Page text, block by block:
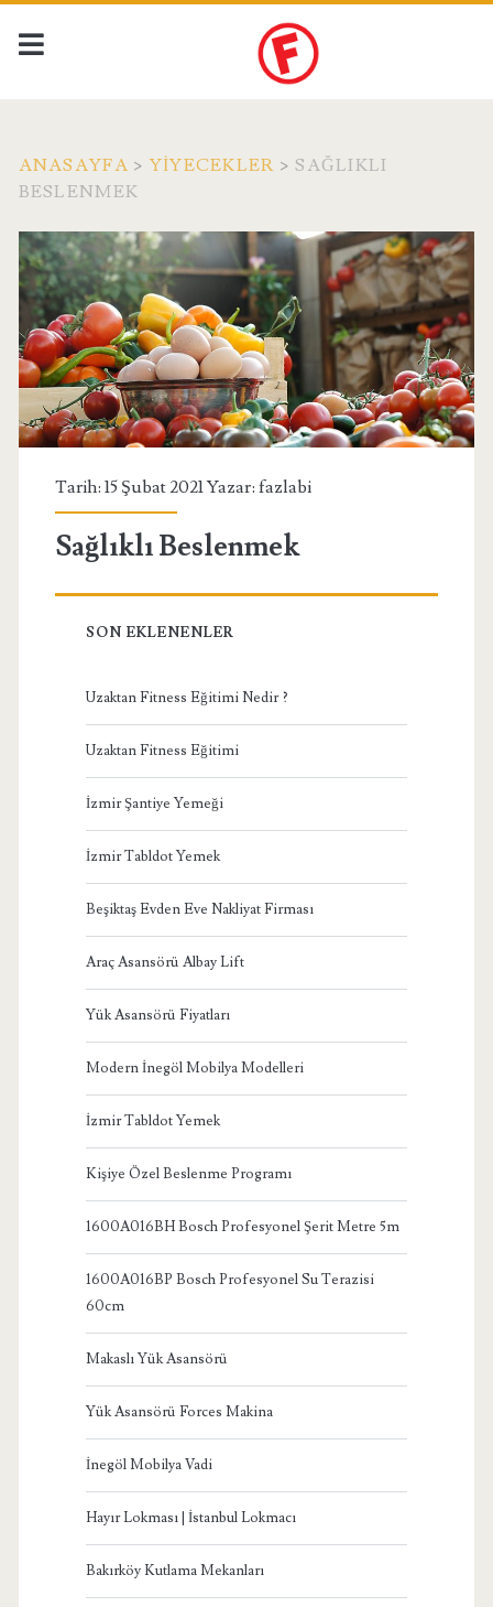
ANASAYFA >YIYECEKLER >SAĞLIKLI
BESLENMEK
Tarih: 15 Şubat 2021 Yazar: fazlabi
Sağlıklı Beslenmek
SON EKLENENLER
Uzaktan Fitness Eğitimi Nedir ?
Uzaktan Fitness Eğitimi
İzmir Şantiye Yemeği
İzmir Tabldot Yemek
Beşiktaş Evden Eve Nakliyat Firması
Araç Asansörü Albay Lift
Yük Asansörü Fiyatları
Modern İnegöl Mobilya Modelleri
İzmir Tabldot Yemek
Kişiye Özel Beslenme Programı
1600A016BH Bosch Profesyonel Şerit Metre 5m
1600A016BP Bosch Profesyonel Su Terazisi
60cm
Makaslı Yük Asansörü
Yük Asansörü Forces Makina
İnegöl Mobilya Vadi
Hayır Lokması | İstanbul Lokmacı
Bakırköy Kutlama Mekanları